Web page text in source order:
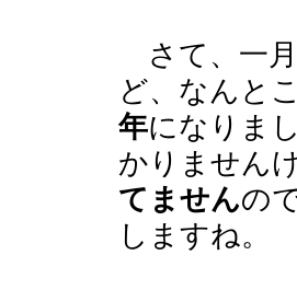
さて、一
ど、なんと
年になりま
かりません
てませんの
しますね。